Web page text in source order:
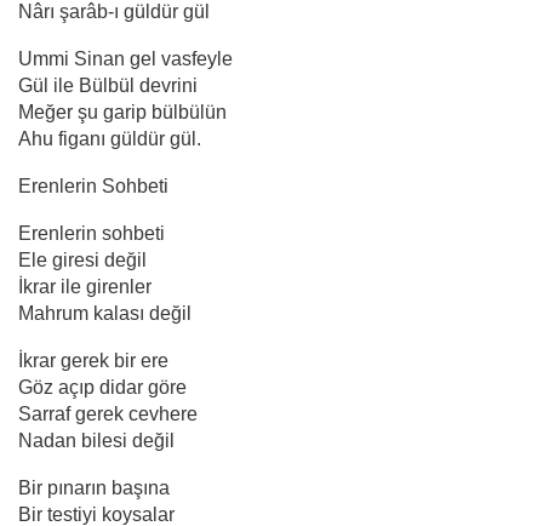
Nârı şarâb-ı güldür gül
Ummi Sinan gel vasfeyle
Gül ile Bülbül devrini
Meğer şu garip bülbülün
Ahu figanı güldür gül.
Erenlerin Sohbeti
Erenlerin sohbeti
Ele giresi değil
İkrar ile girenler
Mahrum kalası değil
İkrar gerek bir ere
Göz açıp didar göre
Sarraf gerek cevhere
Nadan bilesi değil
Bir pınarın başına
Bir testiyi koysalar